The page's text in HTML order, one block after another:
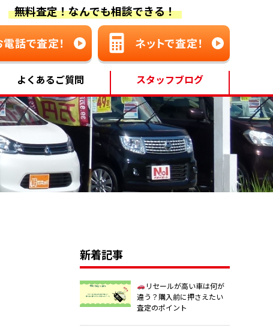
無料査定！なんでも相談できる！
よくあるご質問 スタッフブログ
新着記事
リセールが高い車は何が
違う？購入前に押さえたい
査定のポイント